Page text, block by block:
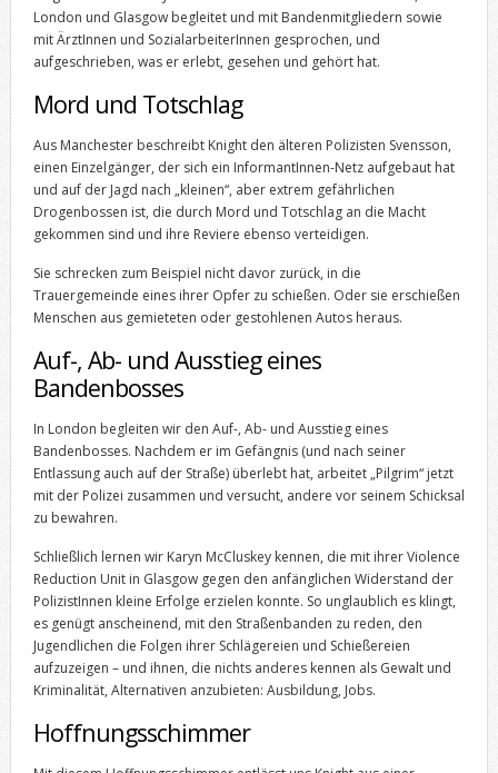
London und Glasgow begleitet und mit Bandenmitgliedern sowie
mit ÄrztInnen und SozialarbeiterInnen gesprochen, und
aufgeschrieben, was er erlebt, gesehen und gehört hat.
Mord und Totschlag
Aus Manchester beschreibt Knight den älteren Polizisten Svensson,
einen Einzelgänger, der sich ein InformantInnen-Netz aufgebaut hat
und auf der Jagd nach „kleinen“, aber extrem gefährlichen
Drogenbossen ist, die durch Mord und Totschlag an die Macht
gekommen sind und ihre Reviere ebenso verteidigen.
Sie schrecken zum Beispiel nicht davor zurück, in die
Trauergemeinde eines ihrer Opfer zu schießen. Oder sie erschießen
Menschen aus gemieteten oder gestohlenen Autos heraus.
Auf-, Ab- und Ausstieg eines
Bandenbosses
In London begleiten wir den Auf-, Ab- und Ausstieg eines
Bandenbosses. Nachdem er im Gefängnis (und nach seiner
Entlassung auch auf der Straße) überlebt hat, arbeitet „Pilgrim“ jetzt
mit der Polizei zusammen und versucht, andere vor seinem Schicksal
zu bewahren.
Schließlich lernen wir Karyn McCluskey kennen, die mit ihrer Violence
Reduction Unit in Glasgow gegen den anfänglichen Widerstand der
PolizistInnen kleine Erfolge erzielen konnte. So unglaublich es klingt,
es genügt anscheinend, mit den Straßenbanden zu reden, den
Jugendlichen die Folgen ihrer Schlägereien und Schießereien
aufzuzeigen – und ihnen, die nichts anderes kennen als Gewalt und
Kriminalität, Alternativen anzubieten: Ausbildung, Jobs.
Hoffnungsschimmer